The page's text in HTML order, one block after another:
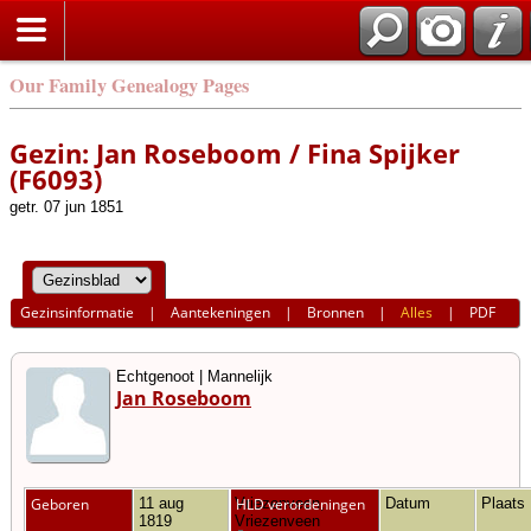
Our Family Genealogy Pages
Gezin: Jan Roseboom / Fina Spijker
(F6093)
getr. 07 jun 1851
Gezinsinformatie |Aantekeningen | Bronnen |Alles | PDF
Echtgenoot | Mannelijk
Jan Roseboom
Geboren
11 aug
1819
Vriezenveen,
Vriezenveen
HLD verordeningen Datum Plaats